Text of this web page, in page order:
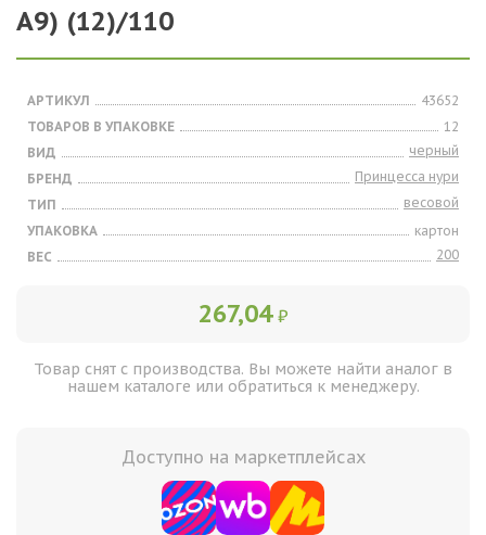
А9) (12)/110
АРТИКУЛ
43652
ТОВАРОВ В УПАКОВКЕ
12
ВИД
черный
БРЕНД
Принцесса нури
ТИП
весовой
УПАКОВКА
картон
ВЕС
200
267,04 ₽
Товар снят с производства. Вы можете найти аналог в
нашем каталоге или обратиться к менеджеру.
Доступно на маркетплейсах